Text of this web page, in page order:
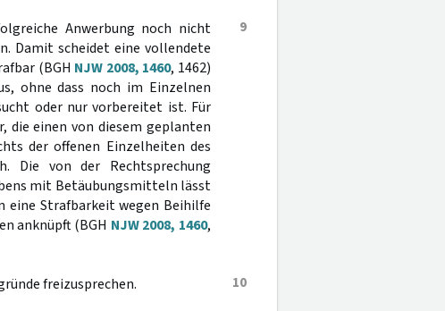
9
Anwerbung noch nicht
Damit scheidet eine vollendete
(BGH NJW 2008, 1460, 1462)
ohne dass noch im Einzelnen
oder nur vorbereitet ist. Für
die einen von diesem geplanten
der offenen Einzelheiten des
Die von der Rechtsprechung
mit Betäubungsmitteln lässt
eine Strafbarkeit wegen Beihilfe
anknüpft (BGH NJW 2008, 1460,
10
freizusprechen.